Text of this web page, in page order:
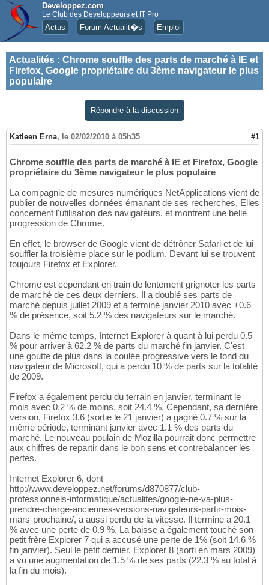
Developpez.com
Le Club des Développeurs et IT Pro
Actus Forum Actualit�s Emploi
Actualités : Chrome souffle des parts de marché à IE et
Firefox, Google propriétaire du 3ème navigateur le plus
populaire
Répondre à la discussion
Katleen Erna, le 02/02/2010 à 05h35 #1
Chrome souffle des parts de marché à IE et Firefox, Google
propriétaire du 3ème navigateur le plus populaire
La compagnie de mesures numériques NetApplications vient de
publier de nouvelles données émanant de ses recherches. Elles
concernent l'utilisation des navigateurs, et montrent une belle
progression de Chrome.
En effet, le browser de Google vient de détrôner Safari et de lui
souffler la troisième place sur le podium. Devant lui se trouvent
toujours Firefox et Explorer.
Chrome est cependant en train de lentement grignoter les parts
de marché de ces deux derniers. Il a doublé ses parts de
marché depuis juillet 2009 et a terminé janvier 2010 avec +0.6
% de présence, soit 5.2 % des navigateurs sur le marché.
Dans le même temps, Internet Explorer à quant à lui perdu 0.5
% pour arriver à 62.2 % de parts du marché fin janvier. C'est
une goutte de plus dans la coulée progressive vers le fond du
navigateur de Microsoft, qui a perdu 10 % de parts sur la totalité
de 2009.
Firefox a également perdu du terrain en janvier, terminant le
mois avec 0.2 % de moins, soit 24.4 %. Cependant, sa dernière
version, Firefox 3.6 (sortie le 21 janvier) a gagné 0.7 % sur la
même période, terminant janvier avec 1.1 % des parts du
marché. Le nouveau poulain de Mozilla pourrait donc permettre
aux chiffres de repartir dans le bon sens et contrebalancer les
pertes.
Internet Explorer 6, dont
http://www.developpez.net/forums/d870877/club-
professionnels-informatique/actualites/google-ne-va-plus-
prendre-charge-anciennes-versions-navigateurs-partir-mois-
mars-prochaine/, a aussi perdu de la vitesse. Il termine a 20.1
% avec une perte de 0.9 %. La baisse a également touché son
petit frère Explorer 7 qui a accusé une perte de 1% (soit 14.6 %
fin janvier). Seul le petit dernier, Explorer 8 (sorti en mars 2009)
a vu une augmentation de 1.5 % de ses parts (22.3 % au total à
la fin du mois).